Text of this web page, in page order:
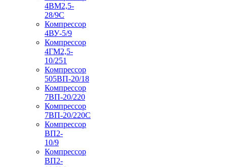
4ВМ2,5-
28/9С
Компрессор
4ВУ-5/9
Компрессор
4ГМ2,5-
10/251
Компрессор
505ВП-20/18
Компрессор
7ВП-20/220
Компрессор
7ВП-20/220С
Компрессор
ВП2-
10/9
Компрессор
ВП2-